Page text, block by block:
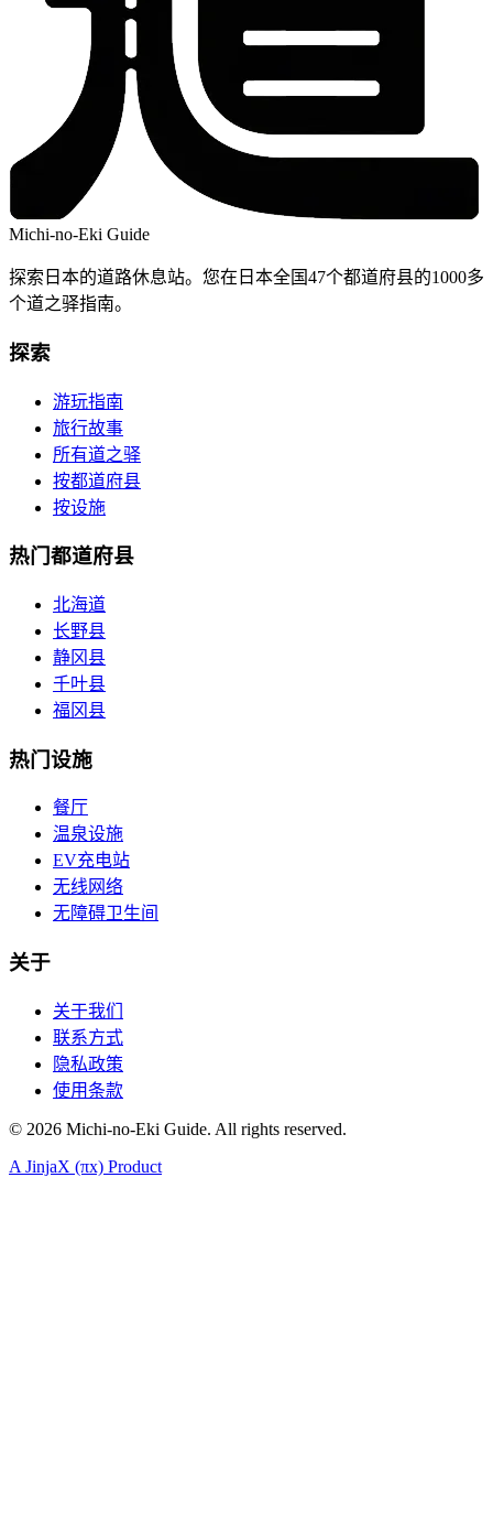
Michi-no-Eki Guide
探索日本的道路休息站。您在日本全国47个都道府县的1000多
个道之驿指南。
探索
游玩指南
旅行故事
所有道之驿
按都道府县
按设施
热门都道府县
北海道
长野县
静冈县
千叶县
福冈县
热门设施
餐厅
温泉设施
EV充电站
无线网络
无障碍卫生间
关于
关于我们
联系方式
隐私政策
使用条款
© 2026 Michi-no-Eki Guide. All rights reserved.
A JinjaX (πx) Product